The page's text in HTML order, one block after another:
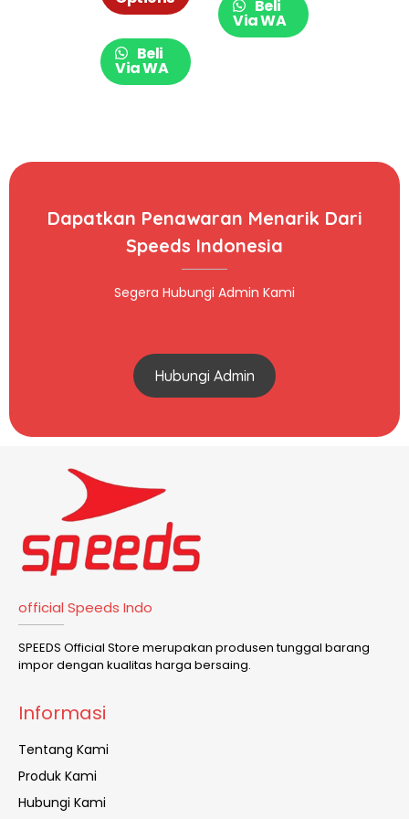
020-1
Beli
Via WA
Beli
Via WA
Dapatkan Penawaran Menarik Dari
Speeds Indonesia
Segera Hubungi Admin Kami
Hubungi Admin
official Speeds Indo
SPEEDS Official Store merupakan produsen tunggal barang
impor dengan kualitas harga bersaing.
Informasi
Tentang Kami
Produk Kami
Hubungi Kami